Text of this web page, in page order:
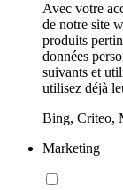
Avec votre
de notre site
produits
données
suivants et
utilisez déjà
Bing, Criteo,
Marketing